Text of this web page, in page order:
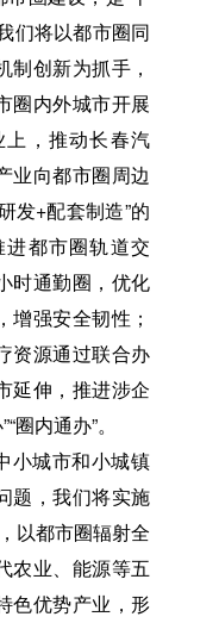
们将以都市圈同
创新为抓手，
圈内外城市开展
，推动长春汽
业向都市圈周边
发+配套制造”的
都市圈轨道交
时通勤圈，优化
强安全韧性；
资源通过联合办
延伸，推进涉企
圈内通办”。
小城市和小城镇
题，我们将实施
以都市圈辐射全
农业、能源等五
色优势产业，形